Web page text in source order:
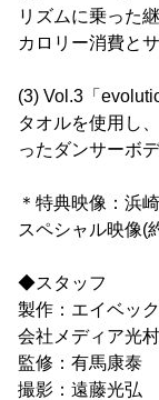
リズムに乗った
カロリー消費と
(3) Vol.3「
タオルを使用し
ったダンサーボ
＊特典映像：浜
スペシャル映像(
◆スタッフ
製作：エイベッ
会社メディア光村
監修：有馬康泰
撮影：遠藤光弘